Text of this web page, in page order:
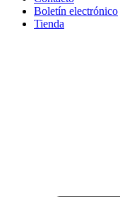
Boletín electrónico
Tienda